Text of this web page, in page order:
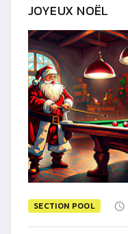
JOYEUX NOËL
SECTION POOL